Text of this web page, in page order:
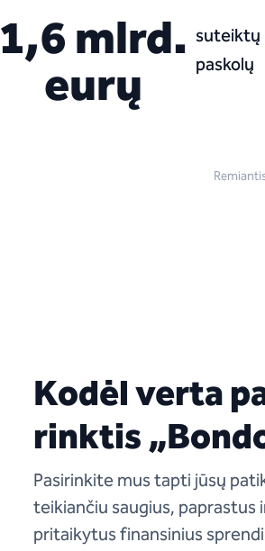
1,6 mlrd.
eurų
suteiktų
paskolų
Kodėl verta
rinktis
Pasirinkite mus tapti jūsų
teikiančiu saugius, paprastus
pritaikytus finansinius